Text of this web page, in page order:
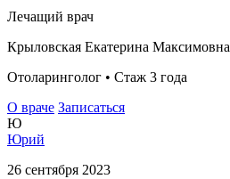
Лечащий врач
Крыловская Екатерина Максимовна
Отоларинголог • Стаж 3 года
О враче Записаться
Ю
Юрий
26 сентября 2023